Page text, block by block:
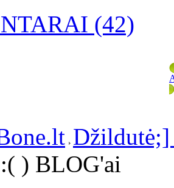
(42)
Džildutė;]
) BLOG'ai